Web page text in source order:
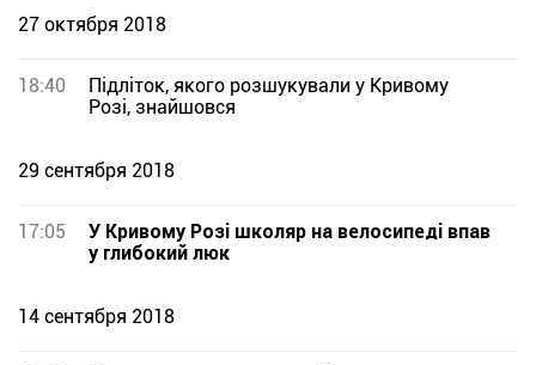
27 октября 2018
18:40
Підліток, якого розшукували у Кривому
Розі, знайшовся
29 сентября 2018
17:05
У Кривому Розі школяр на велосипеді впав
у глибокий люк
14 сентября 2018